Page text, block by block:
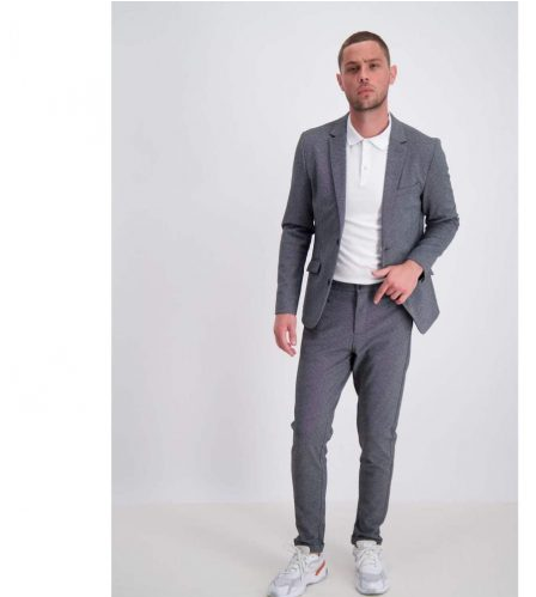
Naisten neuletakit
Naisten neulepuserot
Naisten mekot ja hameet
Leggingsit ja collegehousut
Naisten housut
Caprit ja shortsit
Naisten päähineet, huivit ja käsineet
Naisten yöasut ja alusvaatteet
Naisten alusvaatteet
Sukat ja sukkahousut
Naisten aamutakit ja kylpytakit
Naisten kevät-ja syystakit